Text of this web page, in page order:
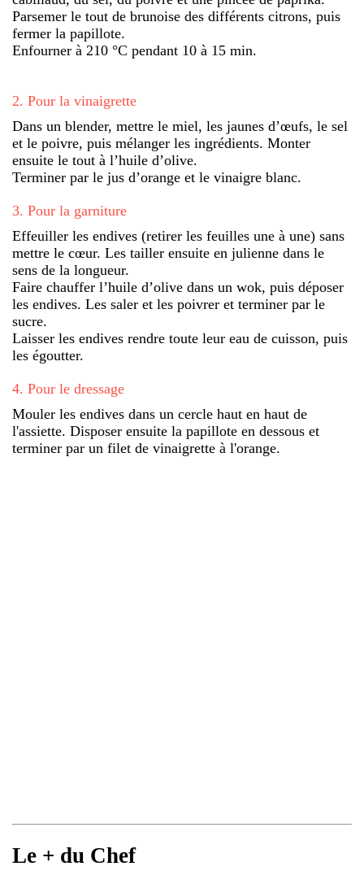
Parsemer le tout de brunoise des différents citrons, puis
fermer la papillote.
Enfourner à 210 °C pendant 10 à 15 min.
2. Pour la vinaigrette
Dans un blender, mettre le miel, les jaunes d’œufs, le sel
et le poivre, puis mélanger les ingrédients. Monter
ensuite le tout à l’huile d’olive.
Terminer par le jus d’orange et le vinaigre blanc.
3. Pour la garniture
Effeuiller les endives (retirer les feuilles une à une) sans
mettre le cœur. Les tailler ensuite en julienne dans le
sens de la longueur.
Faire chauffer l’huile d’olive dans un wok, puis déposer
les endives. Les saler et les poivrer et terminer par le
sucre.
Laisser les endives rendre toute leur eau de cuisson, puis
les égoutter.
4. Pour le dressage
Mouler les endives dans un cercle haut en haut de
l'assiette. Disposer ensuite la papillote en dessous et
terminer par un filet de vinaigrette à l'orange.
Le + du Chef